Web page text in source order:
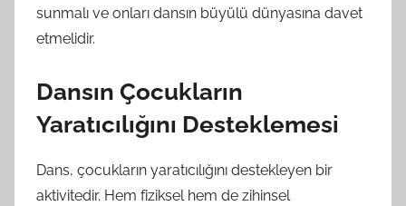
sunmalı ve onları dansın büyülü dünyasına davet
etmelidir.
Dansın Çocukların
Yaratıcılığını Desteklemesi
Dans, çocukların yaratıcılığını destekleyen bir
aktivitedir. Hem fiziksel hem de zihinsel